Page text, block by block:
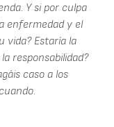
Y si por culpa
enfermedad y el
vida? Estaría la
responsabilidad?
caso a los